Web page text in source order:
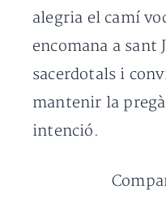
alegria el camí
encomana a sant
sacerdotals i
mantenir la
intenció.